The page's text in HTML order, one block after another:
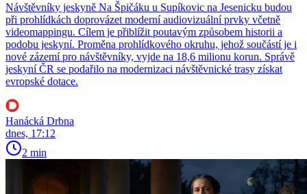
Návštěvníky jeskyně Na Špičáku u Supíkovic na Jesenicku budou
při prohlídkách doprovázet moderní audiovizuální prvky včetně
videomappingu. Cílem je přiblížit poutavým způsobem historii a
podobu jeskyní. Proměna prohlídkového okruhu, jehož součástí je i
nové zázemí pro návštěvníky, vyjde na 18,6 milionu korun. Správě
jeskyní ČR se podařilo na modernizaci návštěvnické trasy získat
evropské dotace.
Hanácká Drbna
dnes, 17:12
2 min